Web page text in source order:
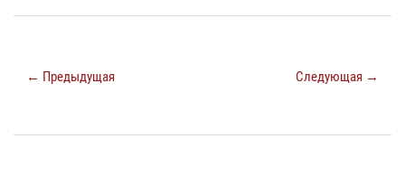
← Предыдущая Следующая →